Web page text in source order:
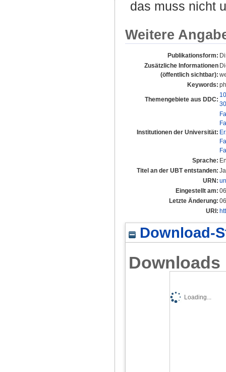
das muss nicht
Weitere
Publikationsform:
Zusätzliche Informationen
(öffentlich sichtbar):
Keywords:
Themengebiete aus DDC:
Institutionen der Universität:
Sprache:
Titel an der UBT entstanden: Ja
URN:
Eingestellt am:
Letzte Änderung:
URI:
Download-
Downloads
Loading...